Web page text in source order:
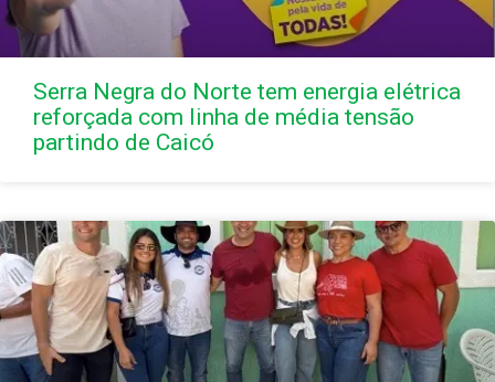
Serra Negra do Norte tem energia elétrica
reforçada com linha de média tensão
partindo de Caicó